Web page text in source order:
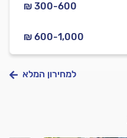
₪ 300-600
₪ 600-1,000
למחירון המלא